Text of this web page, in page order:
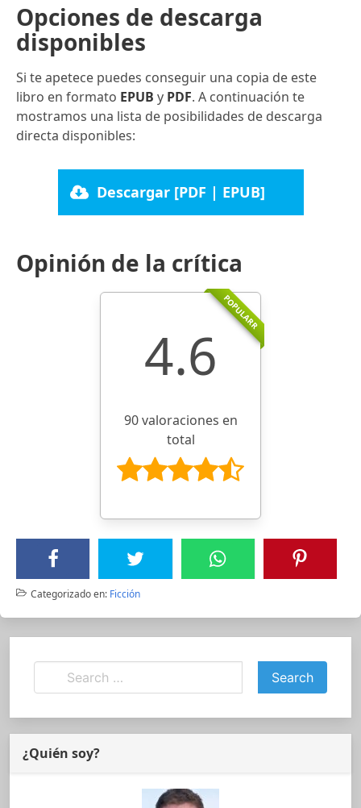
Opciones de descarga
disponibles
Si te apetece puedes conseguir una copia de este
libro en formato EPUB y PDF. A continuación te
mostramos una lista de posibilidades de descarga
directa disponibles:
Descargar [PDF | EPUB]
Opinión de la crítica
POPULARR
4.6
90 valoraciones en
total
Categorizado en: Ficción
¿Quién soy?